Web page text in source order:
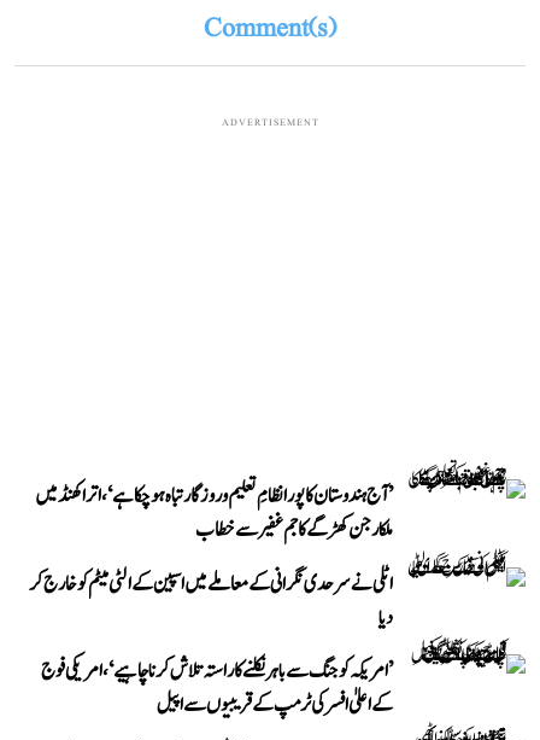
Comment(s)
ADVERTISEMENT
’آج ہندوستان کا پورا نظامِ تعلیم و روزگار تباہ ہو چکا ہے‘، اتراکھنڈ میں
ملکارجن کھڑگے کا جم غفیر سے خطاب
اٹلی نے سرحدی نگرانی کے معاملے میں اسپین کے الٹی میٹم کو خارج کر
دیا
’امریکہ کو جنگ سے باہر نکلنے کا راستہ تلاش کرنا چاہیے‘، امریکی فوج
کے اعلیٰ افسر کی ٹرمپ کے قریبیوں سے اپیل